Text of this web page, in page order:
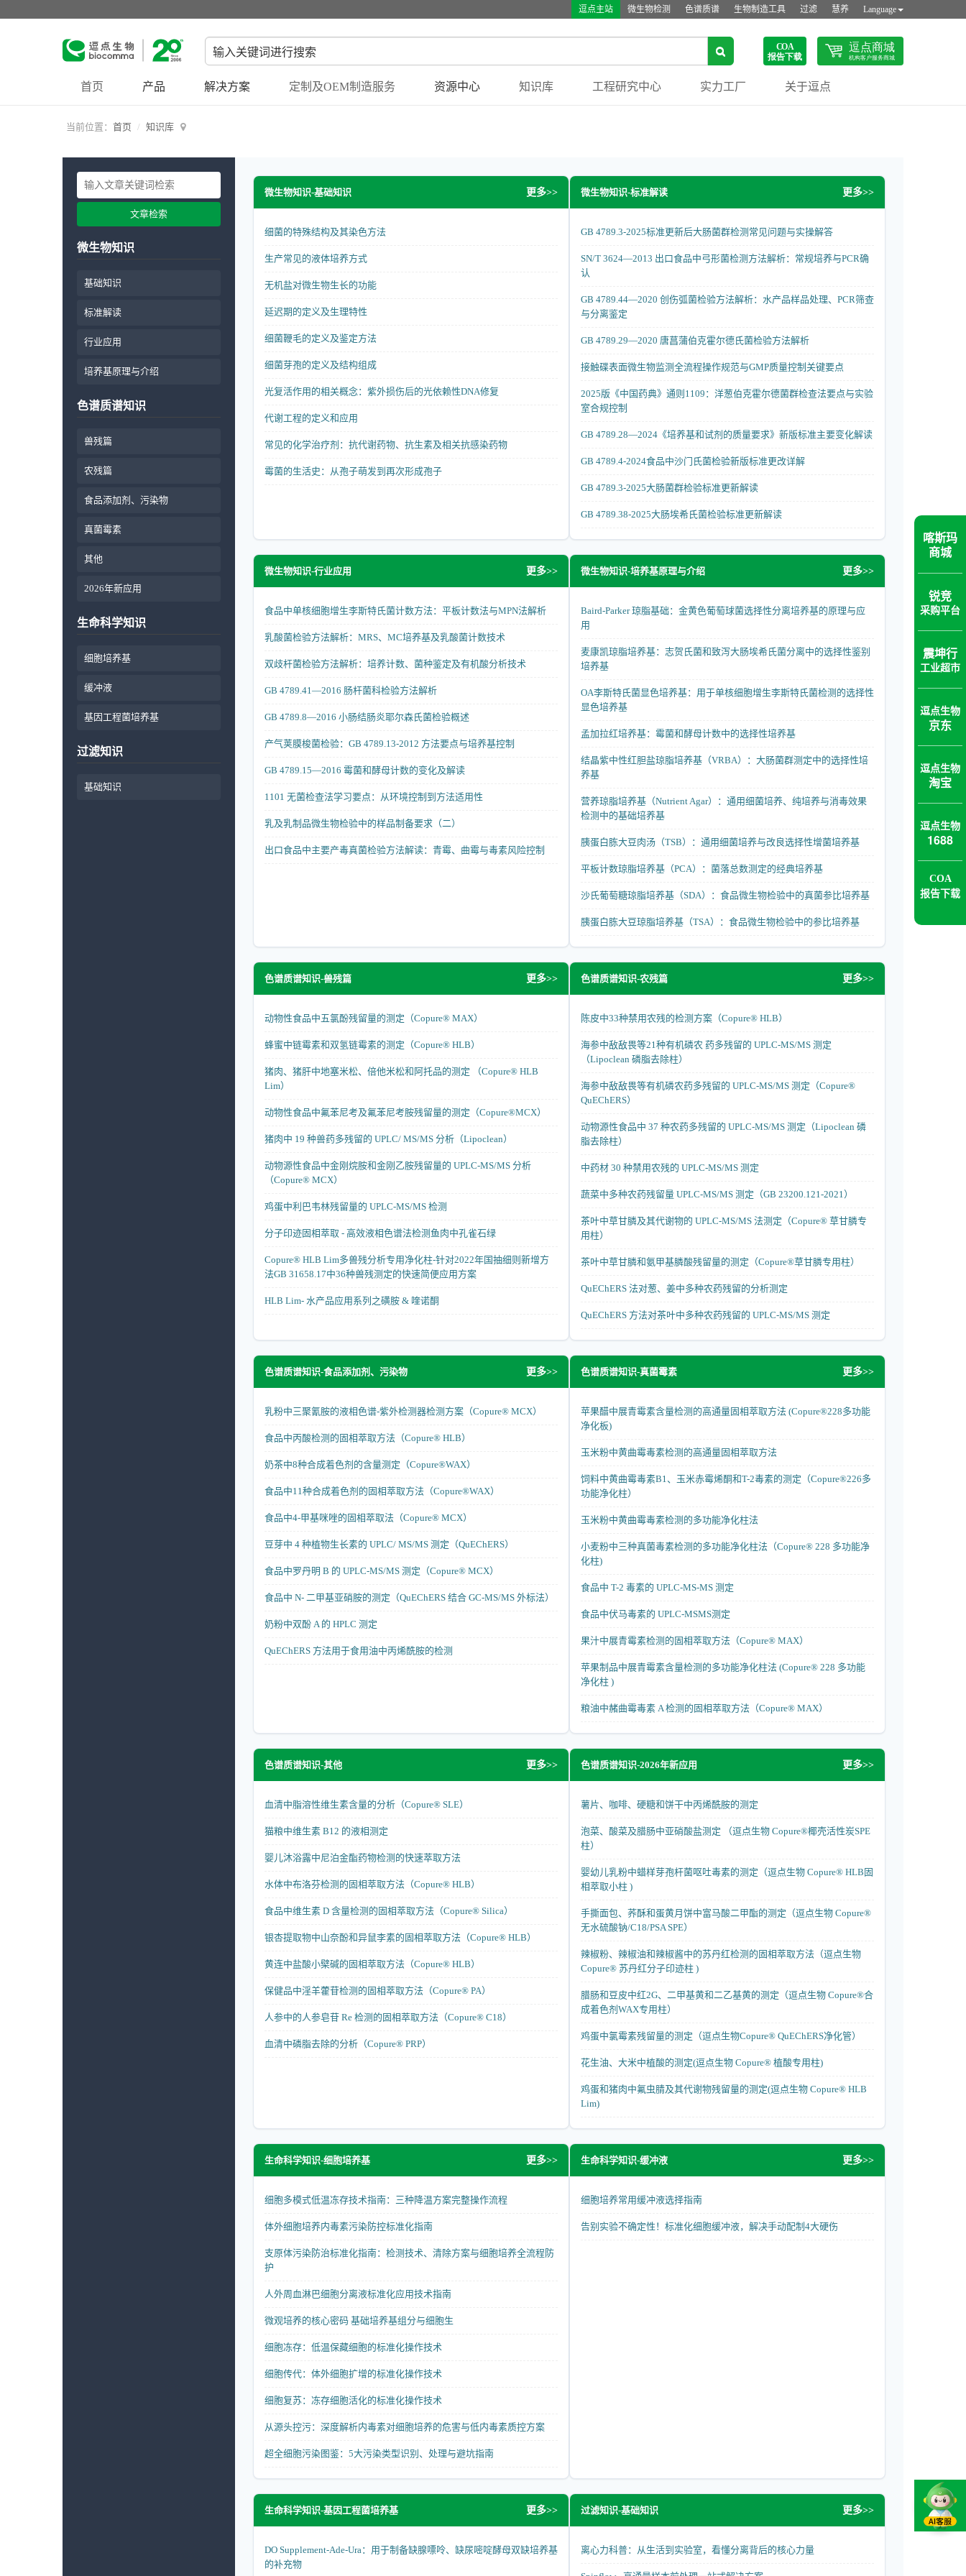
逗点主站 微生物检测 色谱质谱 生物制造工具 过滤 慧养 Language
首页 产品 解决方案 定制及OEM制造服务 资源中心 知识库 工程研究中心 实力工厂 关于逗点
当前位置： 首页 知识库
文章检索
微生物知识
基础知识
标准解读
行业应用
培养基原理与介绍
色谱质谱知识
兽残篇
农残篇
食品添加剂、污染物
真菌霉素
其他
2026年新应用
生命科学知识
细胞培养基
缓冲液
基因工程菌培养基
过滤知识
基础知识
微生物知识-基础知识 更多>>
细菌的特殊结构及其染色方法
生产常见的液体培养方式
无机盐对微生物生长的功能
延迟期的定义及生理特性
细菌鞭毛的定义及鉴定方法
细菌芽孢的定义及结构组成
光复活作用的相关概念：紫外损伤后的光依赖性DNA修复
代谢工程的定义和应用
常见的化学治疗剂：抗代谢药物、抗生素及相关抗感染药物
霉菌的生活史：从孢子萌发到再次形成孢子
微生物知识-标准解读 更多>>
GB 4789.3-2025标准更新后大肠菌群检测常见问题与实操解答
SN/T 3624—2013 出口食品中弓形菌检测方法解析：常规培养与PCR确
认
GB 4789.44—2020 创伤弧菌检验方法解析：水产品样品处理、PCR筛查
与分离鉴定
GB 4789.29—2020 唐菖蒲伯克霍尔德氏菌检验方法解析
接触碟表面微生物监测全流程操作规范与GMP质量控制关键要点
2025版《中国药典》通则1109：洋葱伯克霍尔德菌群检查法要点与实验
室合规控制
GB 4789.28—2024《培养基和试剂的质量要求》新版标准主要变化解读
GB 4789.4-2024食品中沙门氏菌检验新版标准更改详解
GB 4789.3-2025大肠菌群检验标准更新解读
GB 4789.38-2025大肠埃希氏菌检验标准更新解读
微生物知识-行业应用 更多>>
食品中单核细胞增生李斯特氏菌计数方法：平板计数法与MPN法解析
乳酸菌检验方法解析：MRS、MC培养基及乳酸菌计数技术
双歧杆菌检验方法解析：培养计数、菌种鉴定及有机酸分析技术
GB 4789.41—2016 肠杆菌科检验方法解析
GB 4789.8—2016 小肠结肠炎耶尔森氏菌检验概述
产气荚膜梭菌检验：GB 4789.13-2012 方法要点与培养基控制
GB 4789.15—2016 霉菌和酵母计数的变化及解读
1101 无菌检查法学习要点：从环境控制到方法适用性
乳及乳制品微生物检验中的样品制备要求（二）
出口食品中主要产毒真菌检验方法解读：青霉、曲霉与毒素风险控制
微生物知识-培养基原理与介绍 更多>>
Baird-Parker 琼脂基础：金黄色葡萄球菌选择性分离培养基的原理与应
用
麦康凯琼脂培养基：志贺氏菌和致泻大肠埃希氏菌分离中的选择性鉴别
培养基
OA李斯特氏菌显色培养基：用于单核细胞增生李斯特氏菌检测的选择性
显色培养基
孟加拉红培养基：霉菌和酵母计数中的选择性培养基
结晶紫中性红胆盐琼脂培养基（VRBA）：大肠菌群测定中的选择性培
养基
营养琼脂培养基（Nutrient Agar）：通用细菌培养、纯培养与消毒效果
检测中的基础培养基
胰蛋白胨大豆肉汤（TSB）：通用细菌培养与改良选择性增菌培养基
平板计数琼脂培养基（PCA）：菌落总数测定的经典培养基
沙氏葡萄糖琼脂培养基（SDA）：食品微生物检验中的真菌参比培养基
胰蛋白胨大豆琼脂培养基（TSA）：食品微生物检验中的参比培养基
色谱质谱知识-兽残篇 更多>>
动物性食品中五氯酚残留量的测定（Copure® MAX）
蜂蜜中链霉素和双氢链霉素的测定（Copure® HLB）
猪肉、猪肝中地塞米松、倍他米松和阿托品的测定 （Copure® HLB
Lim）
动物性食品中氟苯尼考及氟苯尼考胺残留量的测定（Copure®MCX）
猪肉中 19 种兽药多残留的 UPLC/ MS/MS 分析（Lipoclean）
动物源性食品中金刚烷胺和金刚乙胺残留量的 UPLC-MS/MS 分析
（Copure® MCX）
鸡蛋中利巴韦林残留量的 UPLC-MS/MS 检测
分子印迹固相萃取 - 高效液相色谱法检测鱼肉中孔雀石绿
Copure® HLB Lim多兽残分析专用净化柱-针对2022年国抽细则新增方
法GB 31658.17中36种兽残测定的快速简便应用方案
HLB Lim- 水产品应用系列之磺胺 & 喹诺酮
色谱质谱知识-农残篇 更多>>
陈皮中33种禁用农残的检测方案（Copure® HLB）
海参中敌敌畏等21种有机磷农 药多残留的 UPLC-MS/MS 测定
（Lipoclean 磷脂去除柱）
海参中敌敌畏等有机磷农药多残留的 UPLC-MS/MS 测定（Copure®
QuEChERS）
动物源性食品中 37 种农药多残留的 UPLC-MS/MS 测定（Lipoclean 磷
脂去除柱）
中药材 30 种禁用农残的 UPLC-MS/MS 测定
蔬菜中多种农药残留量 UPLC-MS/MS 测定（GB 23200.121-2021）
茶叶中草甘膦及其代谢物的 UPLC-MS/MS 法测定（Copure® 草甘膦专
用柱）
茶叶中草甘膦和氨甲基膦酸残留量的测定（Copure®草甘膦专用柱）
QuEChERS 法对葱、姜中多种农药残留的分析测定
QuEChERS 方法对茶叶中多种农药残留的 UPLC-MS/MS 测定
色谱质谱知识-食品添加剂、污染物 更多>>
乳粉中三聚氰胺的液相色谱-紫外检测器检测方案（Copure® MCX）
食品中丙酸检测的固相萃取方法（Copure® HLB）
奶茶中8种合成着色剂的含量测定（Copure®WAX）
食品中11种合成着色剂的固相萃取方法（Copure®WAX）
食品中4-甲基咪唑的固相萃取法（Copure® MCX）
豆芽中 4 种植物生长素的 UPLC/ MS/MS 测定（QuEChERS）
食品中罗丹明 B 的 UPLC-MS/MS 测定（Copure® MCX）
食品中 N- 二甲基亚硝胺的测定（QuEChERS 结合 GC-MS/MS 外标法）
奶粉中双酚 A 的 HPLC 测定
QuEChERS 方法用于食用油中丙烯酰胺的检测
色谱质谱知识-真菌霉素 更多>>
苹果醋中展青霉素含量检测的高通量固相萃取方法 (Copure®228多功能
净化板)
玉米粉中黄曲霉毒素检测的高通量固相萃取方法
饲料中黄曲霉毒素B1、玉米赤霉烯酮和T-2毒素的测定（Copure®226多
功能净化柱）
玉米粉中黄曲霉毒素检测的多功能净化柱法
小麦粉中三种真菌毒素检测的多功能净化柱法（Copure® 228 多功能净
化柱)
食品中 T-2 毒素的 UPLC-MS-MS 测定
食品中伏马毒素的 UPLC-MSMS测定
果汁中展青霉素检测的固相萃取方法（Copure® MAX）
苹果制品中展青霉素含量检测的多功能净化柱法 (Copure® 228 多功能
净化柱 )
粮油中赭曲霉毒素 A 检测的固相萃取方法（Copure® MAX）
色谱质谱知识-其他 更多>>
血清中脂溶性维生素含量的分析（Copure® SLE）
猫粮中维生素 B12 的液相测定
婴儿沐浴露中尼泊金酯药物检测的快速萃取方法
水体中布洛芬检测的固相萃取方法（Copure® HLB）
食品中维生素 D 含量检测的固相萃取方法（Copure® Silica）
银杏提取物中山奈酚和异鼠李素的固相萃取方法（Copure® HLB）
黄连中盐酸小檗碱的固相萃取方法（Copure® HLB）
保健品中淫羊藿苷检测的固相萃取方法（Copure® PA）
人参中的人参皂苷 Re 检测的固相萃取方法（Copure® C18）
血清中磷脂去除的分析（Copure® PRP）
色谱质谱知识-2026年新应用 更多>>
薯片、咖啡、硬糖和饼干中丙烯酰胺的测定
泡菜、酸菜及腊肠中亚硝酸盐测定 （逗点生物 Copure®椰壳活性炭SPE
柱）
婴幼儿乳粉中蜡样芽孢杆菌呕吐毒素的测定（逗点生物 Copure® HLB固
相萃取小柱 )
手撕面包、荞酥和蛋黄月饼中富马酸二甲酯的测定（逗点生物 Copure®
无水硫酸钠/C18/PSA SPE）
辣椒粉、辣椒油和辣椒酱中的苏丹红检测的固相萃取方法（逗点生物
Copure® 苏丹红分子印迹柱 )
腊肠和豆皮中红2G、二甲基黄和二乙基黄的测定（逗点生物 Copure®合
成着色剂WAX专用柱）
鸡蛋中氯霉素残留量的测定（逗点生物Copure® QuEChERS净化管）
花生油、大米中植酸的测定(逗点生物 Copure® 植酸专用柱)
鸡蛋和猪肉中氟虫腈及其代谢物残留量的测定(逗点生物 Copure® HLB
Lim)
生命科学知识-细胞培养基 更多>>
细胞多模式低温冻存技术指南：三种降温方案完整操作流程
体外细胞培养内毒素污染防控标准化指南
支原体污染防治标准化指南：检测技术、清除方案与细胞培养全流程防
护
人外周血淋巴细胞分离液标准化应用技术指南
微观培养的核心密码 基础培养基组分与细胞生
细胞冻存：低温保藏细胞的标准化操作技术
细胞传代：体外细胞扩增的标准化操作技术
细胞复苏：冻存细胞活化的标准化操作技术
从源头控污：深度解析内毒素对细胞培养的危害与低内毒素质控方案
超全细胞污染图鉴：5大污染类型识别、处理与避坑指南
生命科学知识-缓冲液 更多>>
细胞培养常用缓冲液选择指南
告别实验不确定性！标准化细胞缓冲液，解决手动配制4大硬伤
生命科学知识-基因工程菌培养基 更多>>
DO Supplement-Ade-Ura：用于制备缺腺嘌呤、缺尿嘧啶酵母双缺培养基
的补充物
过滤知识-基础知识 更多>>
离心力科普：从生活到实验室，看懂分离背后的核心力量
喀斯玛
商城
锐竞
采购平台
震坤行
工业超市
逗点生物
京东
逗点生物
淘宝
逗点生物
1688
COA
报告下载